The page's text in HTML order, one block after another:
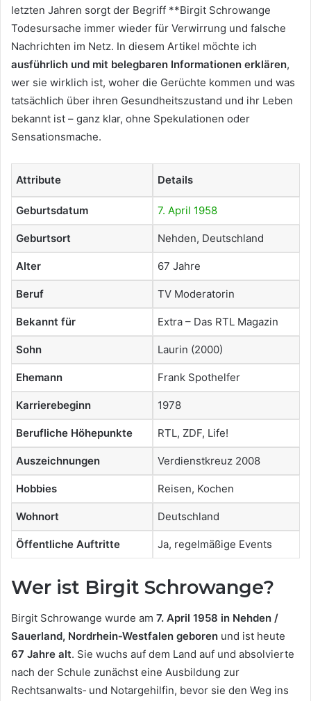
letzten Jahren sorgt der Begriff **Birgit Schrowange
Todesursache immer wieder für Verwirrung und falsche
Nachrichten im Netz. In diesem Artikel möchte ich
ausführlich und mit belegbaren Informationen erklären,
wer sie wirklich ist, woher die Gerüchte kommen und was
tatsächlich über ihren Gesundheitszustand und ihr Leben
bekannt ist – ganz klar, ohne Spekulationen oder
Sensationsmache.
Attribute Details
Geburtsdatum 7. April 1958
Geburtsort Nehden, Deutschland
Alter 67 Jahre
Beruf TV Moderatorin
Bekannt für Extra – Das RTL Magazin
Sohn Laurin (2000)
Ehemann Frank Spothelfer
Karrierebeginn 1978
Berufliche Höhepunkte RTL, ZDF, Life!
Auszeichnungen Verdienstkreuz 2008
Hobbies Reisen, Kochen
Wohnort Deutschland
Öffentliche Auftritte Ja, regelmäßige Events
Wer ist Birgit Schrowange?
Birgit Schrowange wurde am 7. April 1958 in Nehden /
Sauerland, Nordrhein‑Westfalen geboren und ist heute
67 Jahre alt. Sie wuchs auf dem Land auf und absolvierte
nach der Schule zunächst eine Ausbildung zur
Rechtsanwalts‑ und Notargehilfin, bevor sie den Weg ins